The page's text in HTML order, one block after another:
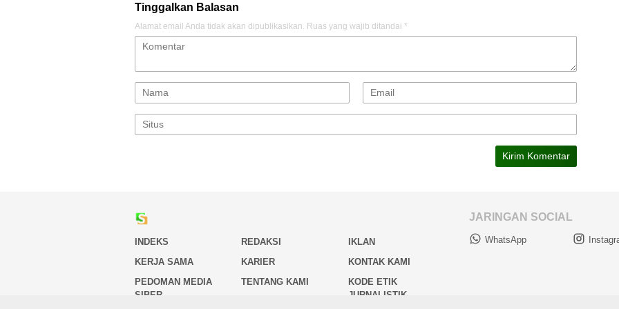
Tinggalkan Balasan
Alamat email Anda tidak akan dipublikasikan. Ruas yang wajib ditandai *
INDEKS REDAKSI
IKLAN
KERJA SAMA
KARIER
KONTAK KAMI
PEDOMAN MEDIA
SIBER
TENTANG KAMI
KODE ETIK
JURNALISTIK
JARINGAN SOCIAL
WhatsApp